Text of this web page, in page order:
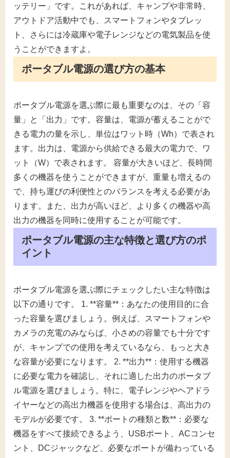
ッテリー」です。これがあれば、キャンプや非常時、
アウトドア活動中でも、スマートフォンやタブレッ
ト、さらには冷蔵庫や電子レンジなどの電気製品を使
うことができますよ。
ポータブル電源の選び方の基本
ポータブル電源を選ぶ際に最も重要なのは、その「容
量」と「出力」です。容量は、電源が蓄えることがで
きる電力の量を示し、単位はワット時（Wh）で表され
ます。出力は、電源から供給できる最大の電力で、ワ
ット（W）で表されます。 容量が大きいほど、長時間
多くの機器を使うことができますが、重量も増えるの
で、持ち運びの利便性とのバランスを考える必要があ
ります。また、出力が高いほど、より多くの機器や高
出力の機器を同時に使用することが可能です。
ポータブル電源の主な特徴と選び方のポ
イント
ポータブル電源を選ぶ際にチェックしたい主な特徴は
以下の通りです。 1. **容量**：あなたの使用目的に合
った容量を選びましょう。例えば、スマートフォンや
カメラの充電のみならば、小さめの容量でも十分です
が、キャンプでの使用を考えているなら、もっと大き
な容量が必要になります。 2. **出力**：使用する機器
に必要な電力を確認し、それに適した出力のポータブ
ル電源を選びましょう。特に、電子レンジやヘアドラ
イヤーなどの高出力機器を使用する場合は、高出力の
モデルが必要です。 3. **ポートの種類と数**：必要な
機器をすべて接続できるよう、USBポート、ACコンセ
ント、DCジャックなど、必要なポートが備わっている